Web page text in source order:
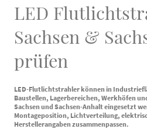
LED
Sachsen &
prüfen
LED-Flutlichtstrahler können in
Baustellen, Lagerbereichen, Werkhöfen
Sachsen und Sachsen-Anhalt eingesetzt
Montageposition, Lichtverteilung,
Herstellerangaben zusammenpassen.